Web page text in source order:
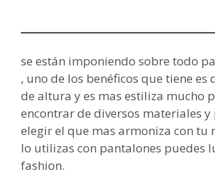
se están imponiendo sobre todo
, uno de los benéficos que tiene es
de altura y es mas estiliza mucho
encontrar de diversos materiales y
elegir el que mas armoniza con tu
lo utilizas con pantalones puedes
fashion.